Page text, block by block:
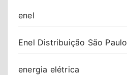
enel
Enel Distribuição São Paulo
energia elétrica